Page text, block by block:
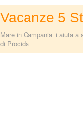
Vacanze 5
Mare in Campania ti aiuta a
di Procida